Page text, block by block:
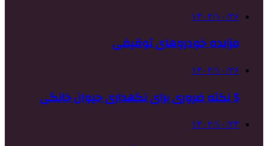
۱۴۰۲/۱۰/۲۶
مزایده خودروهای توقیفی
۱۴۰۲/۱۰/۲۶
5 نکته ضروری برای نگهداری حیوان خانگی
۱۴۰۲/۱۰/۲۳